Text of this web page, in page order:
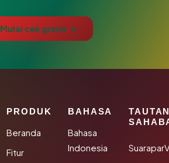
Mulai cek gratis →
PRODUK
Beranda
Fitur
BAHASA
Bahasa
Indonesia